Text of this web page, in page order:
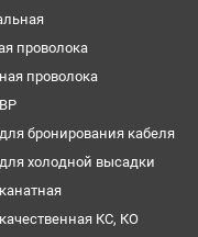
проволока
проволока
бронирования кабеля
холодной высадки
КС, КО